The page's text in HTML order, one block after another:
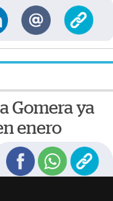
Gomera ya
enero